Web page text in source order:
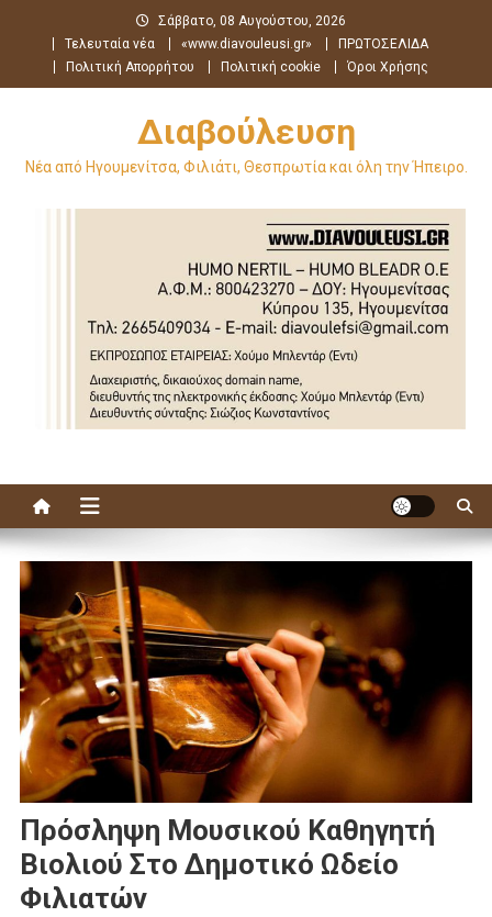
περιεχόμενο
Σάββατο, 08 Αυγούστου, 2026
Τελευταία νέα
«www.diavouleusi.gr»
ΠΡΩΤΟΣΕΛΙΔΑ
Πολιτική Απορρήτου
Πολιτική cookie Όροι Χρήσης
Διαβούλευση
Νέα από Ηγουμενίτσα, Φιλιάτι, Θεσπρωτία και όλη την Ήπειρο.
Πρόσληψη Μουσικού Καθηγητή
Βιολιού Στο Δημοτικό Ωδείο
Φιλιατών